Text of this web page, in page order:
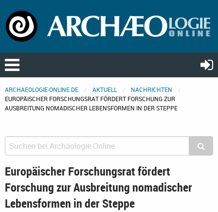
ARCHAEOLOGIE-ONLINE.DE AKTUELL
NACHRICHTEN
EUROPÄISCHER FORSCHUNGSRAT FÖRDERT FORSCHUNG ZUR
AUSBREITUNG NOMADISCHER LEBENSFORMEN IN DER STEPPE
Europäischer Forschungsrat fördert
Forschung zur Ausbreitung nomadischer
Lebensformen in der Steppe